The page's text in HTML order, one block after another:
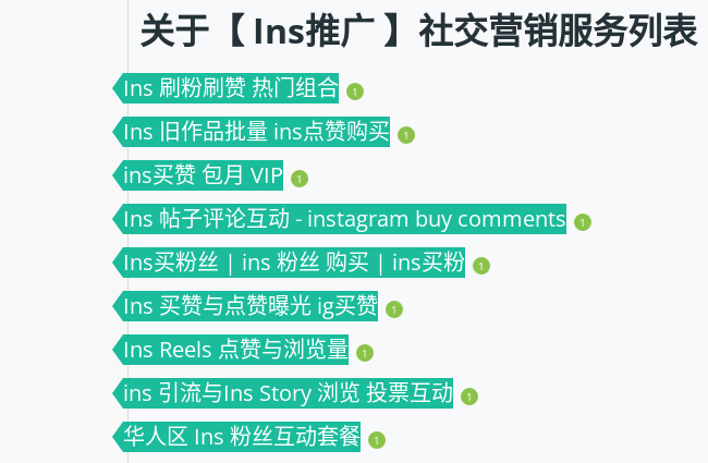
关于【 Ins推广 】社交营销服务列表
Ins 刷粉刷赞 热门组合 1
Ins 旧作品批量 ins点赞购买 1
ins买赞 包月 VIP 1
Ins 帖子评论互动 - instagram buy comments 1
Ins买粉丝 | ins 粉丝 购买 | ins买粉 1
Ins 买赞与点赞曝光 ig买赞 1
Ins Reels 点赞与浏览量 1
ins 引流与Ins Story 浏览 投票互动 1
华人区 Ins 粉丝互动套餐 1